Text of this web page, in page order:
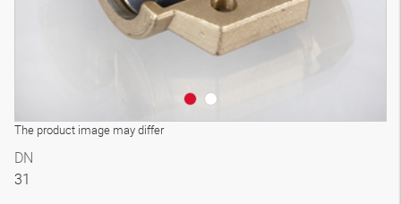
The product image may differ
DN
31